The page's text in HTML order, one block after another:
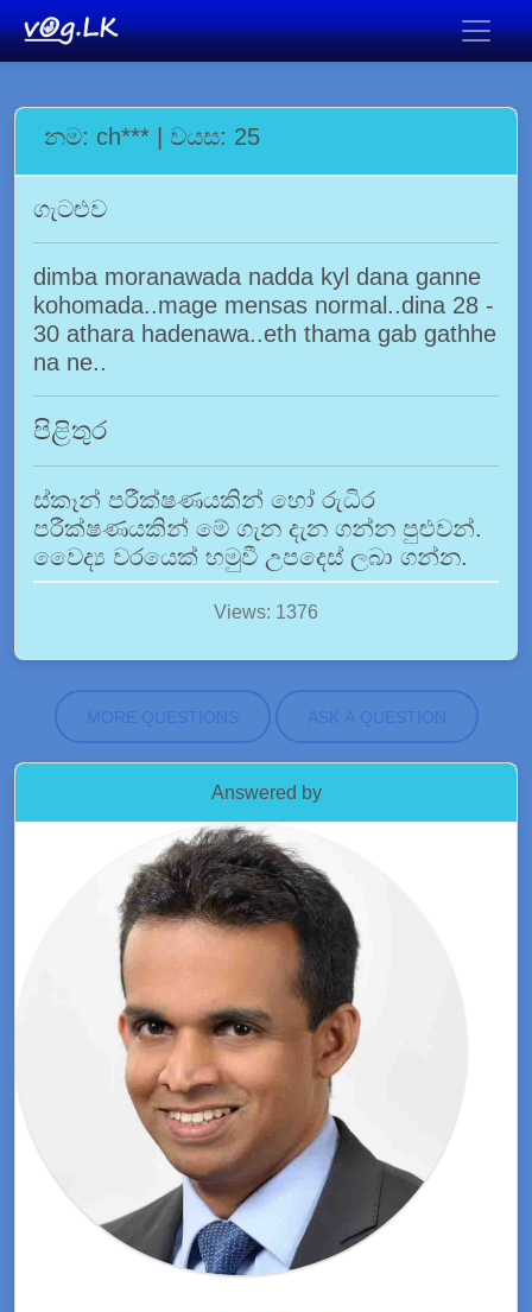
නම: ch*** | වයස: 25
ගැටළුව
dimba moranawada nadda kyl dana ganne
kohomada..mage mensas normal..dina 28 -
30 athara hadenawa..eth thama gab gathhe
na ne..
පිළිතුර
ස්කෑන් පරීක්ෂණයකින් හෝ රුධිර
පරීක්ෂණයකින් මේ ගැන දැන ගන්න පුළුවන්.
වෙෙද්‍ය වරයෙක් හමුවී උපදෙස් ලබා ගන්න.
Views: 1376
MORE QUESTIONS ASK A QUESTION
Answered by